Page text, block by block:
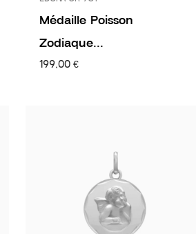
Médaille Poisson
Zodiaque...
199,00 €